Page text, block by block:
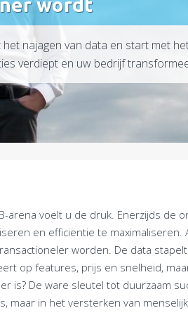
wordt
het najagen van data en start met
verdiept en uw bedrijf
arena voelt u de druk. Enerzijds de
en efficiëntie te
worden. De data
op features, prijs en snelheid,
is? De ware sleutel tot duurzaam
maar in het versterken van